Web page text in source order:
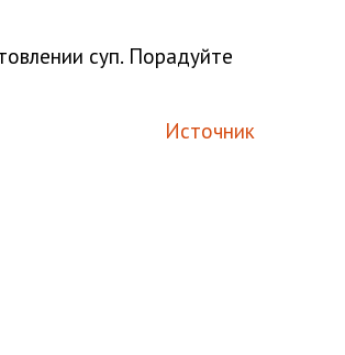
суп. Порадуйте
Источник